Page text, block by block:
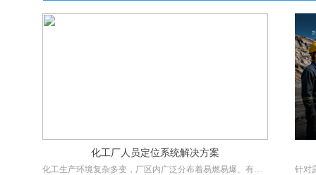
化工厂人员定位系统解决方案
化工生产环境复杂多变，厂区内广泛分布着易燃易爆、有毒
针对